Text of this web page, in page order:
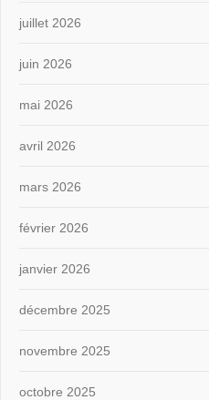
juillet 2026
juin 2026
mai 2026
avril 2026
mars 2026
février 2026
janvier 2026
décembre 2025
novembre 2025
octobre 2025